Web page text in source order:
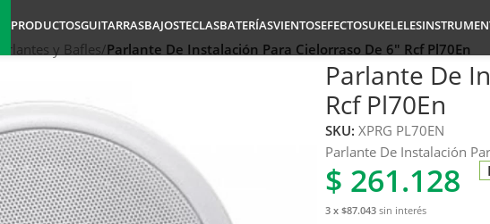
PRODUCTOSGUITARRASBAJOSTECLASBATERÍASVIENTOSEFECTOSUKELELES
Parlantes y Bafles/Parlante De Instalación Para Cielorraso De 6″ Rcf Pl70En
Parlante De
Rcf Pl70En
SKU: XPRG PL70EN
Parlante De Instalación
$ 261.128
3 x $87.043 sin interés